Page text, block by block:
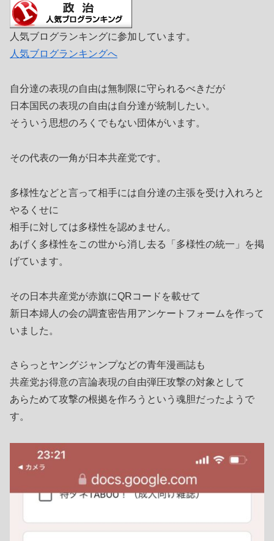
人気ブログランキングに参加しています。
人気ブログランキングへ
自分達の表現の自由は無制限に守られるべきだが
日本国民の表現の自由は自分達が統制したい。
そういう思想のろくでもない団体がいます。
その代表の一角が日本共産党です。
多様性などと言って相手には自分達の主張を受け入れろと
やるくせに
相手に対しては多様性を認めません。
あげく多様性をこの世から消し去る「多様性の統一」を掲
げています。
その日本共産党が赤旗にQRコードを載せて
新日本婦人の会の調査密告用アンケートフォームを作って
いました。
さらっとヤングジャンプなどの青年漫画誌も
共産党お得意の言論表現の自由弾圧攻撃の対象として
あらためて攻撃の根拠を作ろうという魂胆だったようで
す。